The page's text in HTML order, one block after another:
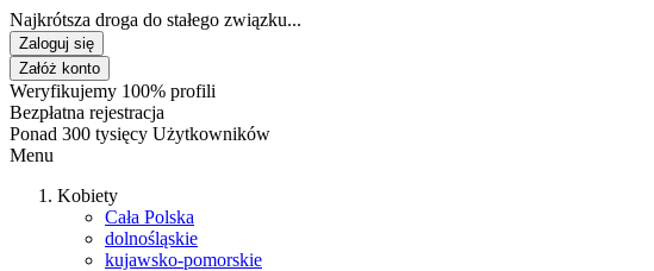
Najkrótsza droga do stałego związku...
Zaloguj się
Załóż konto
Weryfikujemy 100% profili
Bezpłatna rejestracja
Ponad 300 tysięcy Użytkowników
Menu
Kobiety
Cała Polska
dolnośląskie
kujawsko-pomorskie